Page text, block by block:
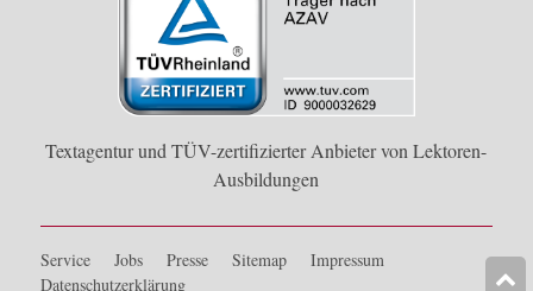
Textagentur und TÜV-zertifizierter Anbieter von Lektoren-
Ausbildungen
Service Jobs Presse Sitemap
Impressum
Datenschutzerklärung